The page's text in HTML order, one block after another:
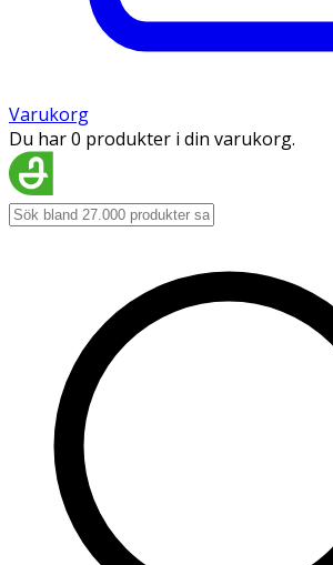
Varukorg
Du har 0 produkter i din varukorg.